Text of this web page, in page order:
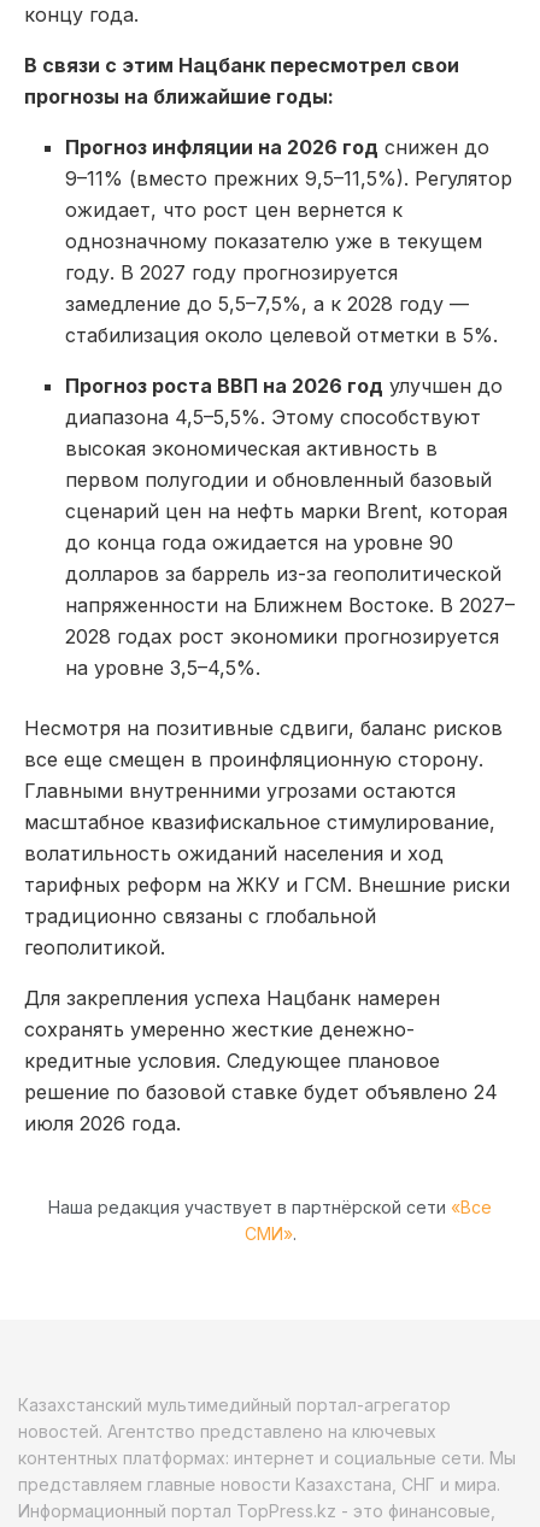
концу года.
В связи с этим Нацбанк пересмотрел свои
прогнозы на ближайшие годы:
Прогноз инфляции на 2026 год снижен до
9–11% (вместо прежних 9,5–11,5%). Регулятор
ожидает, что рост цен вернется к
однозначному показателю уже в текущем
году. В 2027 году прогнозируется
замедление до 5,5–7,5%, а к 2028 году —
стабилизация около целевой отметки в 5%.
Прогноз роста ВВП на 2026 год улучшен до
диапазона 4,5–5,5%. Этому способствуют
высокая экономическая активность в
первом полугодии и обновленный базовый
сценарий цен на нефть марки Brent, которая
до конца года ожидается на уровне 90
долларов за баррель из-за геополитической
напряженности на Ближнем Востоке. В 2027–
2028 годах рост экономики прогнозируется
на уровне 3,5–4,5%.
Несмотря на позитивные сдвиги, баланс рисков
все еще смещен в проинфляционную сторону.
Главными внутренними угрозами остаются
масштабное квазифискальное стимулирование,
волатильность ожиданий населения и ход
тарифных реформ на ЖКУ и ГСМ. Внешние риски
традиционно связаны с глобальной
геополитикой.
Для закрепления успеха Нацбанк намерен
сохранять умеренно жесткие денежно-
кредитные условия. Следующее плановое
решение по базовой ставке будет объявлено 24
июля 2026 года.
Наша редакция участвует в партнёрской сети «Все
СМИ».
Казахстанский мультимедийный портал-агрегатор
новостей. Агентство представлено на ключевых
контентных платформах: интернет и социальные сети. Мы
представляем главные новости Казахстана, СНГ и мира.
Информационный портал TopPress.kz - это финансовые,